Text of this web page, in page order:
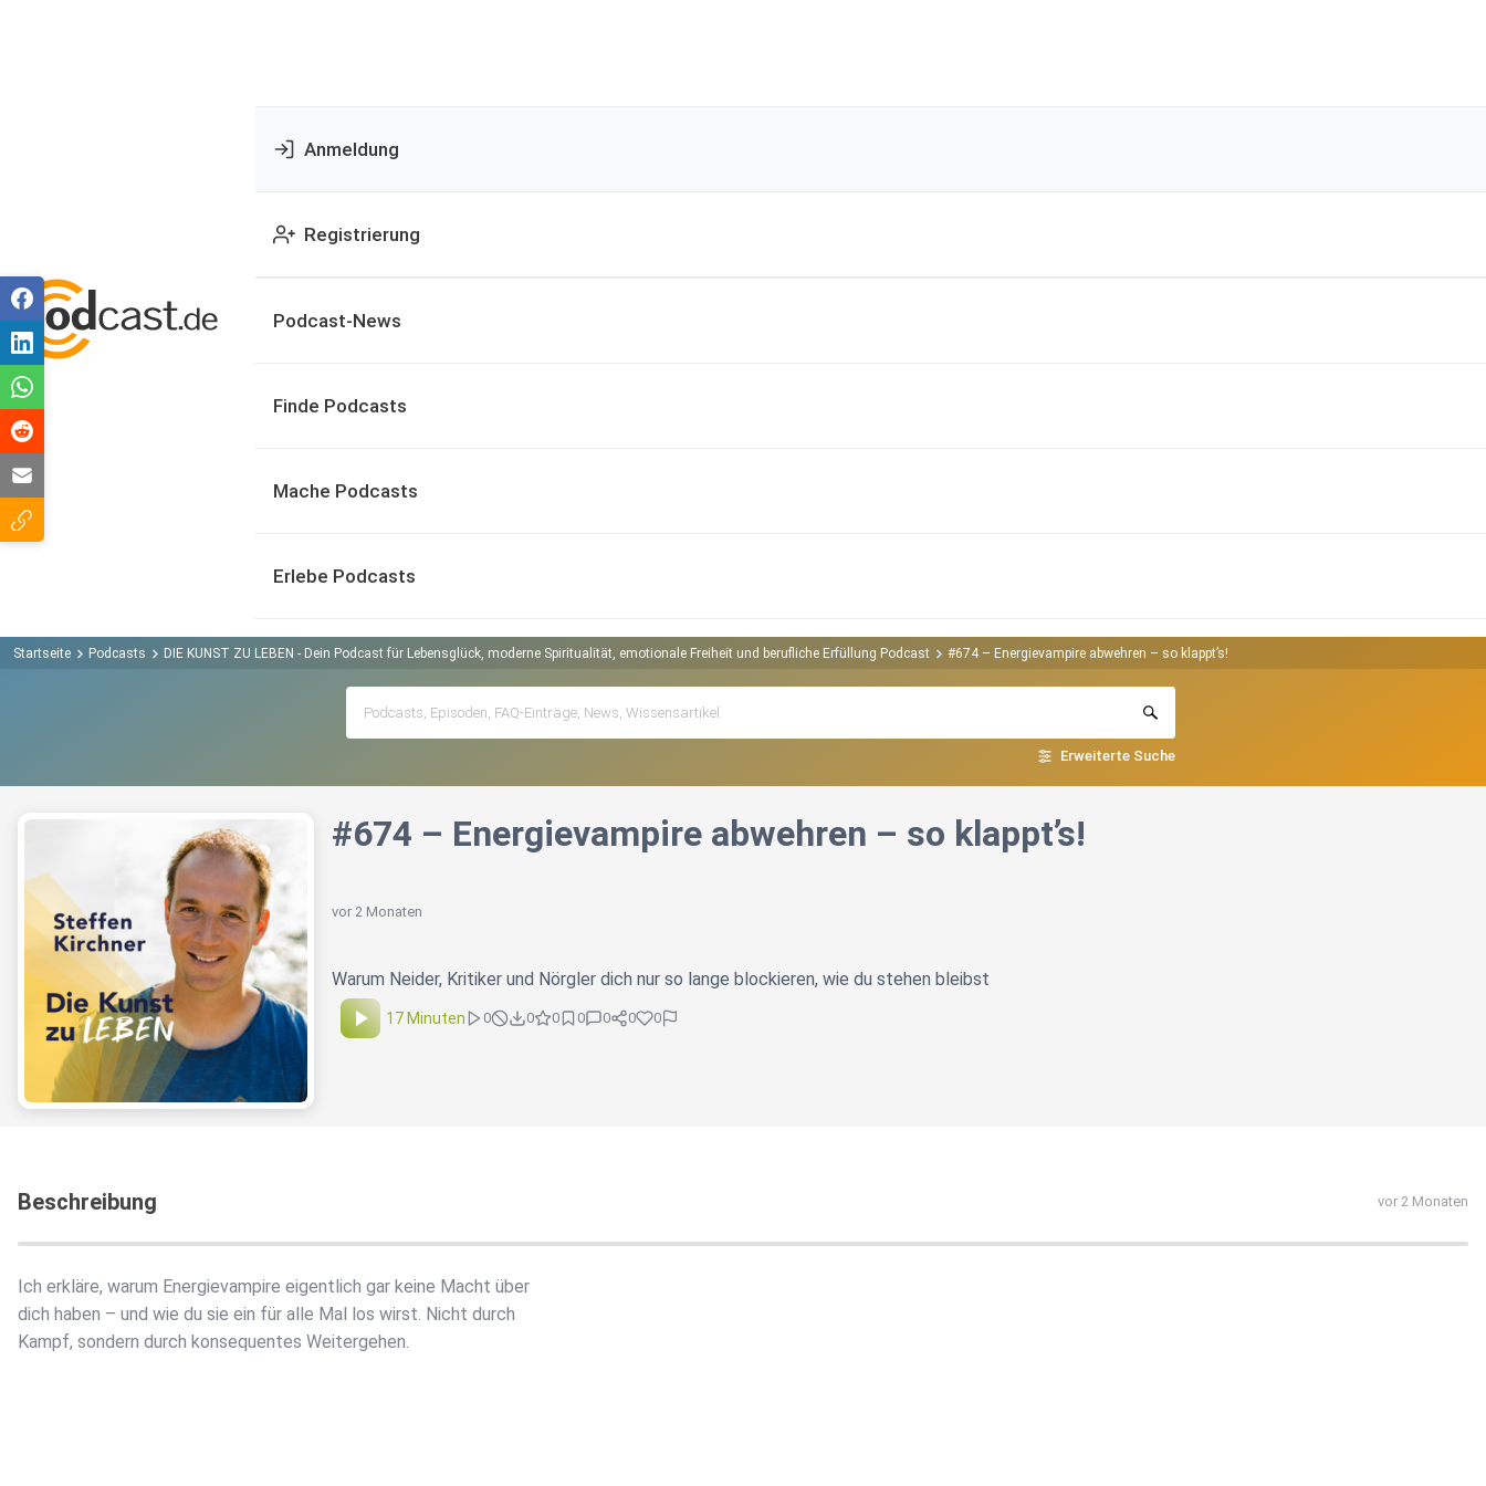
Anmeldung
Registrierung
Podcast-News
Finde Podcasts
Mache Podcasts
Erlebe Podcasts
Startseite Podcasts DIE KUNST ZU LEBEN - Dein Podcast für Lebensglück, moderne Spiritualität, emotionale Freiheit und berufliche Erfüllung Podcast #674 – Energievampire abwehren – so klappt’s!
Erweiterte Suche
#674 – Energievampire abwehren – so klappt’s!
vor 2 Monaten
Warum Neider, Kritiker und Nörgler dich nur so lange blockieren, wie du stehen bleibst
17 Minuten 0 0 0 0 0 0 0
Beschreibung vor 2 Monaten
Ich erkläre, warum Energievampire eigentlich gar keine Macht über
dich haben – und wie du sie ein für alle Mal los wirst. Nicht durch
Kampf, sondern durch konsequentes Weitergehen.